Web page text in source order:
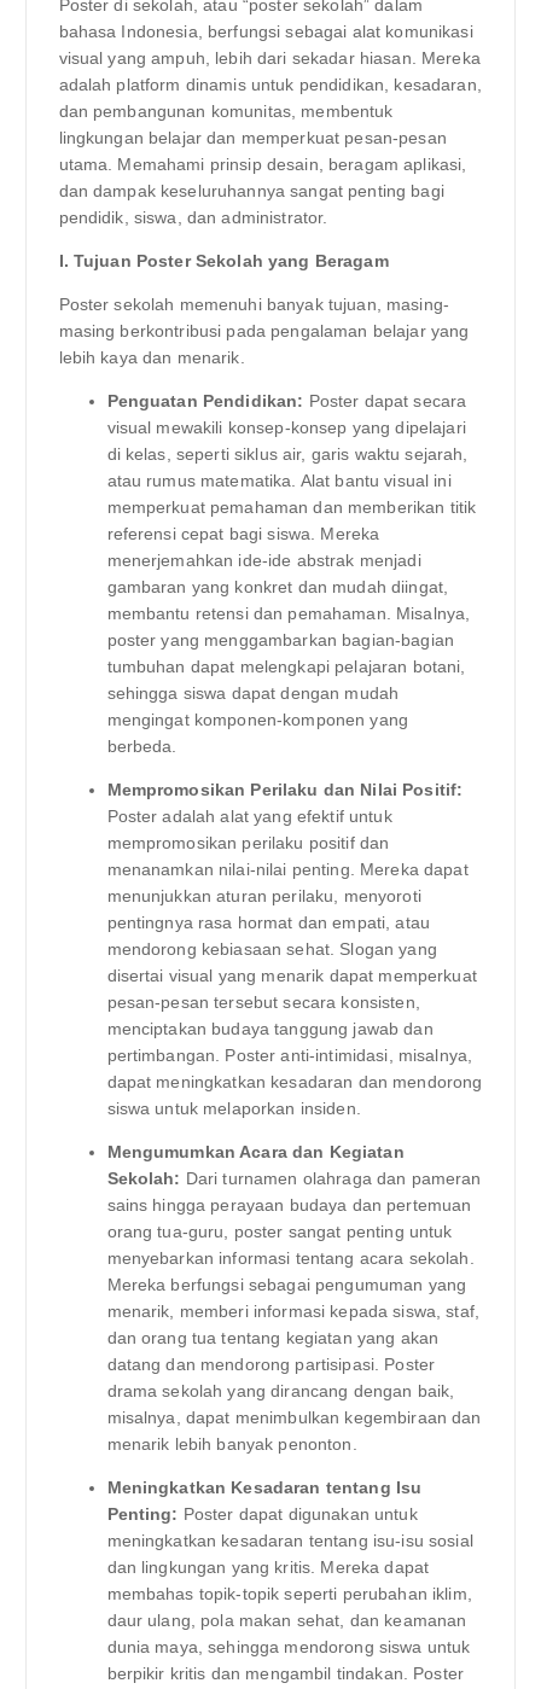
Poster di sekolah, atau “poster sekolah” dalam
bahasa Indonesia, berfungsi sebagai alat komunikasi
visual yang ampuh, lebih dari sekadar hiasan. Mereka
adalah platform dinamis untuk pendidikan, kesadaran,
dan pembangunan komunitas, membentuk
lingkungan belajar dan memperkuat pesan-pesan
utama. Memahami prinsip desain, beragam aplikasi,
dan dampak keseluruhannya sangat penting bagi
pendidik, siswa, dan administrator.
I. Tujuan Poster Sekolah yang Beragam
Poster sekolah memenuhi banyak tujuan, masing-
masing berkontribusi pada pengalaman belajar yang
lebih kaya dan menarik.
Penguatan Pendidikan: Poster dapat secara
visual mewakili konsep-konsep yang dipelajari
di kelas, seperti siklus air, garis waktu sejarah,
atau rumus matematika. Alat bantu visual ini
memperkuat pemahaman dan memberikan titik
referensi cepat bagi siswa. Mereka
menerjemahkan ide-ide abstrak menjadi
gambaran yang konkret dan mudah diingat,
membantu retensi dan pemahaman. Misalnya,
poster yang menggambarkan bagian-bagian
tumbuhan dapat melengkapi pelajaran botani,
sehingga siswa dapat dengan mudah
mengingat komponen-komponen yang
berbeda.
Mempromosikan Perilaku dan Nilai Positif:
Poster adalah alat yang efektif untuk
mempromosikan perilaku positif dan
menanamkan nilai-nilai penting. Mereka dapat
menunjukkan aturan perilaku, menyoroti
pentingnya rasa hormat dan empati, atau
mendorong kebiasaan sehat. Slogan yang
disertai visual yang menarik dapat memperkuat
pesan-pesan tersebut secara konsisten,
menciptakan budaya tanggung jawab dan
pertimbangan. Poster anti-intimidasi, misalnya,
dapat meningkatkan kesadaran dan mendorong
siswa untuk melaporkan insiden.
Mengumumkan Acara dan Kegiatan
Sekolah: Dari turnamen olahraga dan pameran
sains hingga perayaan budaya dan pertemuan
orang tua-guru, poster sangat penting untuk
menyebarkan informasi tentang acara sekolah.
Mereka berfungsi sebagai pengumuman yang
menarik, memberi informasi kepada siswa, staf,
dan orang tua tentang kegiatan yang akan
datang dan mendorong partisipasi. Poster
drama sekolah yang dirancang dengan baik,
misalnya, dapat menimbulkan kegembiraan dan
menarik lebih banyak penonton.
Meningkatkan Kesadaran tentang Isu
Penting: Poster dapat digunakan untuk
meningkatkan kesadaran tentang isu-isu sosial
dan lingkungan yang kritis. Mereka dapat
membahas topik-topik seperti perubahan iklim,
daur ulang, pola makan sehat, dan keamanan
dunia maya, sehingga mendorong siswa untuk
berpikir kritis dan mengambil tindakan. Poster